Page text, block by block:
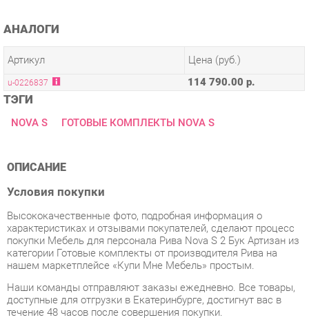
Артикул
u-0226837 114 790.00 р.
ТЭГИ
NOVA S ГОТОВЫЕ КОМПЛЕКТЫ NOVA S
ОПИСАНИЕ
Высококачественные фото, подробная информация о
покупки Мебель для персонала Рива Nova S 2 Бук Артизан из
нашем маркетплейсе «Купи Мне Мебель» простым.
Наши команды отправляют заказы ежедневно. Все товары,
доступные для отгрузки в Екатеринбурге, достигнут вас в
течение 48 часов после совершения покупки.
Время доставки в дальние регионы и товары со складов
производителей требуют индивидуального учета. Вы можете
уточнить все детали - наличие, сроки и стоимость доставки,